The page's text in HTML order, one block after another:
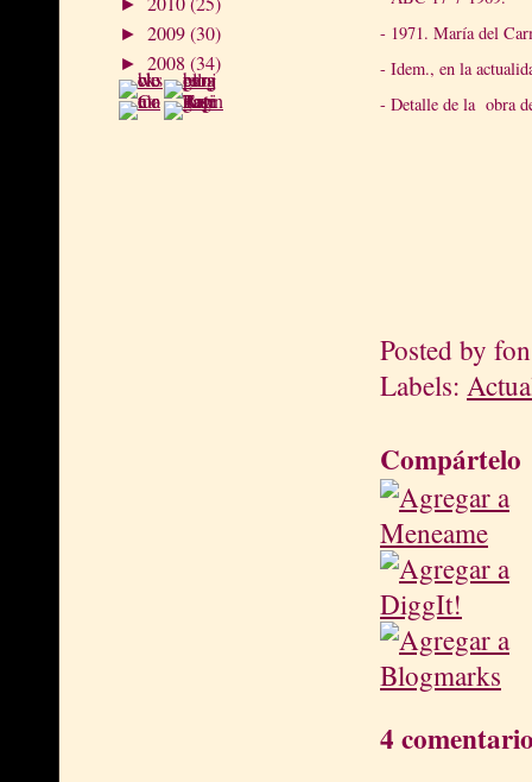
►
► 2009(30)
► 2008 (34)
- 1971. María del
- Idem., en la
- Detalle de la obra
Posted by
Labels:
Compártelo
4